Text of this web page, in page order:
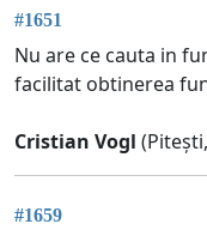
#1651
Nu are ce cauta in
facilitat obtinerea
Cristian Vogl
#1659